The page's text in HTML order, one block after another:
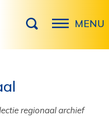
MENU
regionaal archief